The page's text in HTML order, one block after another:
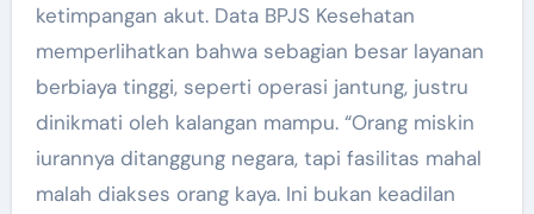
ketimpangan akut. Data BPJS Kesehatan
memperlihatkan bahwa sebagian besar layanan
berbiaya tinggi, seperti operasi jantung, justru
dinikmati oleh kalangan mampu. “Orang miskin
iurannya ditanggung negara, tapi fasilitas mahal
malah diakses orang kaya. Ini bukan keadilan